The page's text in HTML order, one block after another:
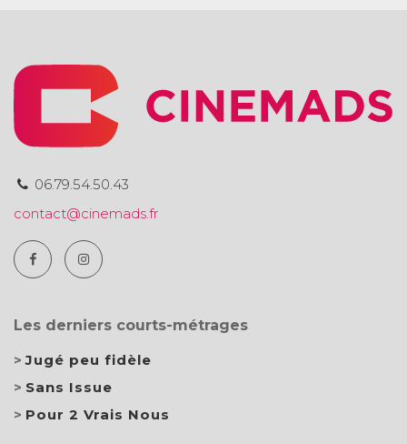
06.79.54.50.43
contact@cinemads.fr
Les derniers courts-métrages
Jugé peu fidèle
Sans Issue
Pour 2 Vrais Nous